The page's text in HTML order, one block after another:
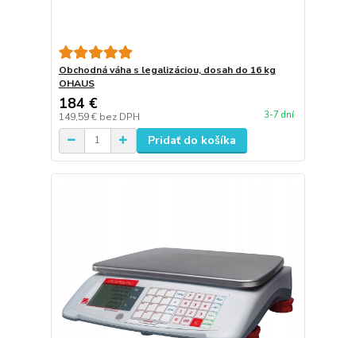
Obchodná váha s legalizáciou, dosah do 16 kg
OHAUS
184 €
149,59 € bez DPH 3-7 dní
Pridať do košíka